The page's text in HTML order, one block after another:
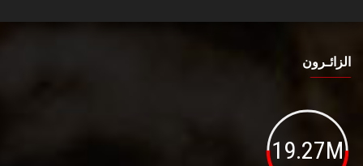
الزائـرون
19.27M